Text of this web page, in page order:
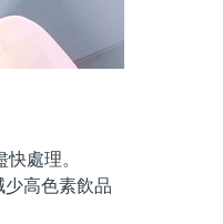
處理。
高色素飲品